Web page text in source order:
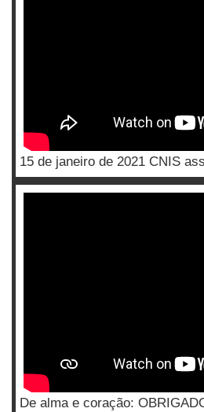
15 de janeiro de 2021 CNIS
De alma e coração: